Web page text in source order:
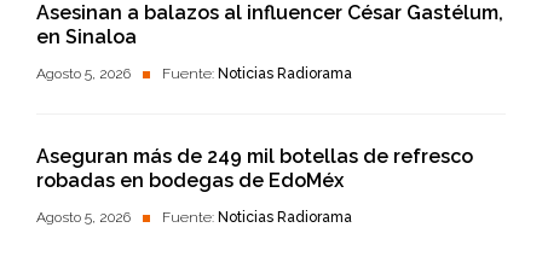
Asesinan a balazos al influencer César Gastélum,
en Sinaloa
Agosto 5, 2026 Fuente: Noticias Radiorama
Aseguran más de 249 mil botellas de refresco
robadas en bodegas de EdoMéx
Agosto 5, 2026 Fuente: Noticias Radiorama